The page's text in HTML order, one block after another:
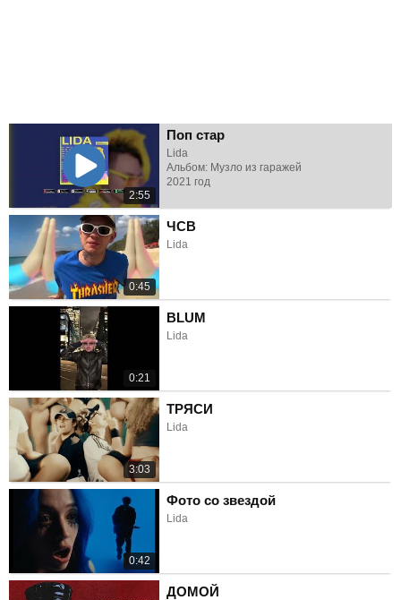
2:55
Поп стар
Lida
Альбом: Музло из гаражей
2021 год
0:45
ЧСВ
Lida
0:21
BLUM
Lida
3:03
ТРЯСИ
Lida
0:42
Фото со звездой
Lida
ДОМОЙ